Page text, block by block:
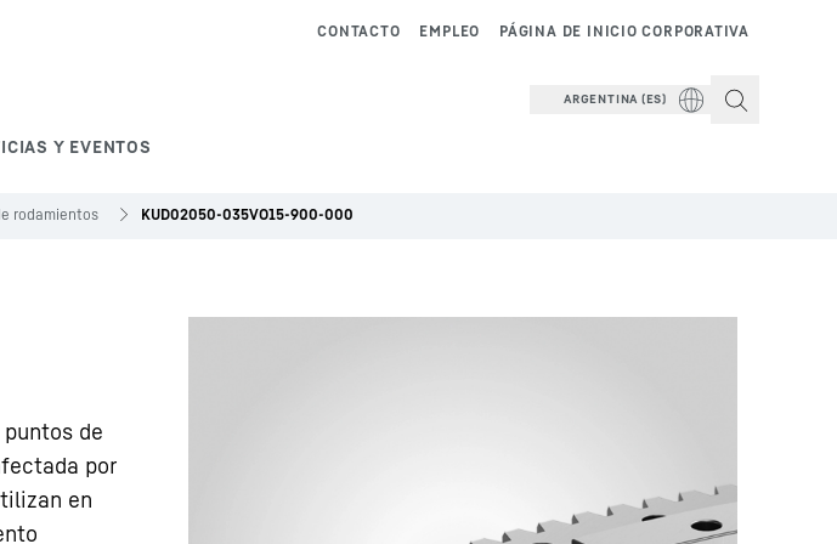
Y EVENTOS
PÁGINA DE INICIO CORPORATIVA
EMPLEO
CONTACTO
ARGENTINA (ES)
rodamientos KUD02050-035VO15-900-000
de
por
en